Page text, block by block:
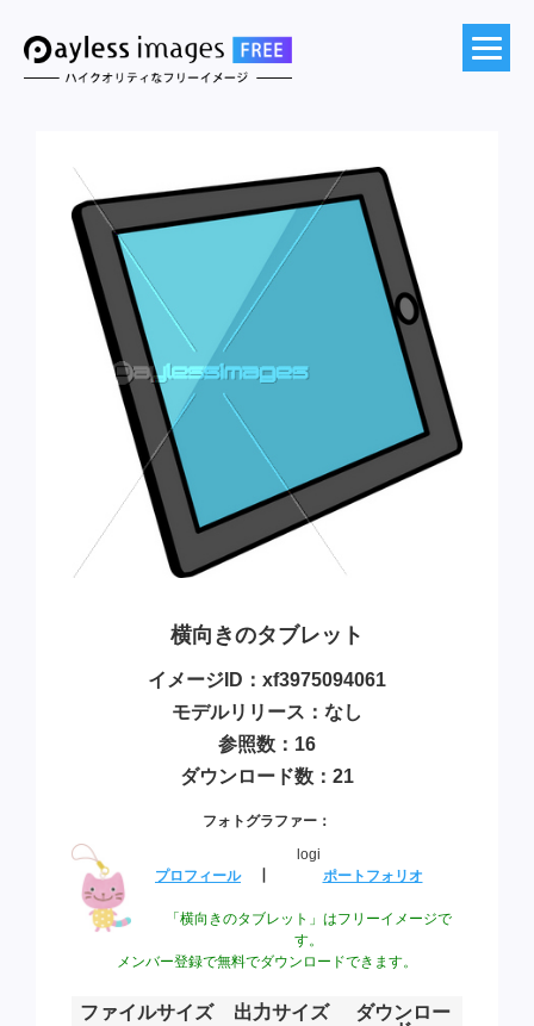
横向きのタブレット
イメージID：xf3975094061
モデルリリース：なし
参照数：16
ダウンロード数：21
フォトグラファー：
logi
プロフィール
ポートフォリオ
「横向きのタブレット」はフリーイメージで
す。
メンバー登録で無料でダウンロードできます。
ファイルサイズ 出力サイズ
ダウンロー